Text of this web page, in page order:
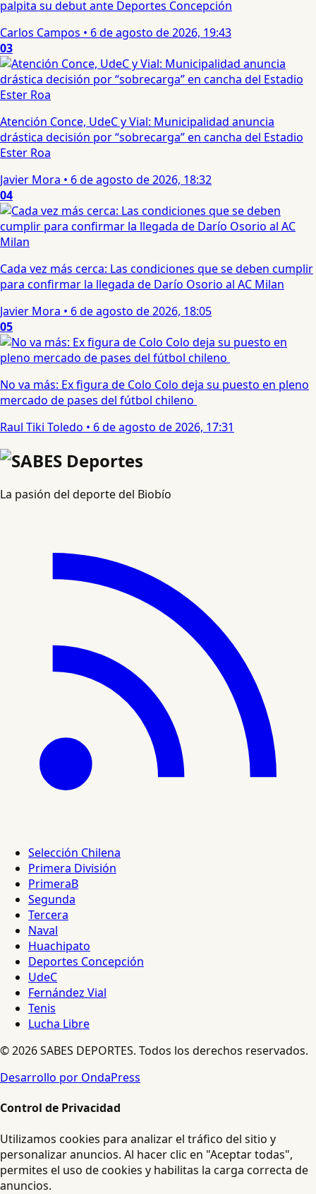
palpita su debut ante Deportes Concepción
Carlos Campos • 6 de agosto de 2026, 19:43
03
Atención Conce, UdeC y Vial: Municipalidad anuncia
drástica decisión por “sobrecarga” en cancha del Estadio
Ester Roa
Javier Mora • 6 de agosto de 2026, 18:32
04
Cada vez más cerca: Las condiciones que se deben cumplir
para confirmar la llegada de Darío Osorio al AC Milan
Javier Mora • 6 de agosto de 2026, 18:05
05
No va más: Ex figura de Colo Colo deja su puesto en pleno
mercado de pases del fútbol chileno
Raul Tiki Toledo • 6 de agosto de 2026, 17:31
La pasión del deporte del Biobío
Selección Chilena
Primera División
PrimeraB
Segunda
Tercera
Naval
Huachipato
Deportes Concepción
UdeC
Fernández Vial
Tenis
Lucha Libre
© 2026 SABES DEPORTES. Todos los derechos reservados.
Desarrollo por OndaPress
Control de Privacidad
Utilizamos cookies para analizar el tráfico del sitio y
personalizar anuncios. Al hacer clic en "Aceptar todas",
permites el uso de cookies y habilitas la carga correcta de
anuncios.